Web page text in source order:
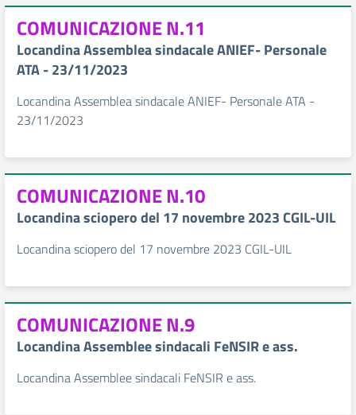
COMUNICAZIONE N.11
Locandina Assemblea sindacale ANIEF- Personale
ATA - 23/11/2023
Locandina Assemblea sindacale ANIEF- Personale ATA -
23/11/2023
COMUNICAZIONE N.10
Locandina sciopero del 17 novembre 2023 CGIL-UIL
Locandina sciopero del 17 novembre 2023 CGIL-UIL
COMUNICAZIONE N.9
Locandina Assemblee sindacali FeNSIR e ass.
Locandina Assemblee sindacali FeNSIR e ass.